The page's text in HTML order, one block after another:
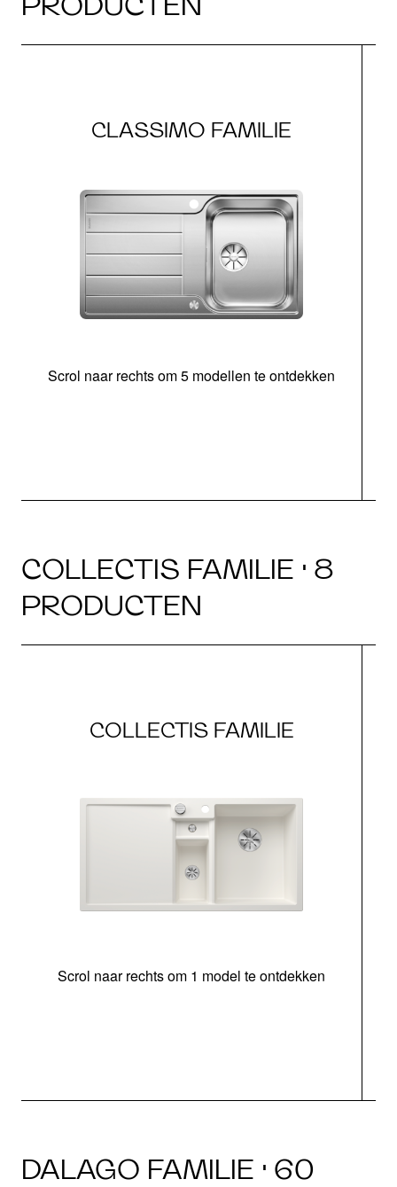
CLASSIMO FAMILIE
Scrol naar rechts om 5 modellen te ontdekken
COLLECTIS FAMILIE · 8
PRODUCTEN
COLLECTIS FAMILIE
Scrol naar rechts om 1 model te ontdekken
DALAGO FAMILIE · 60